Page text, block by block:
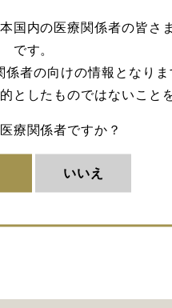
国内の医療関係者の皆さ
です。
者の向けの情報となりま
としたものではないこと
療関係者ですか？
いいえ